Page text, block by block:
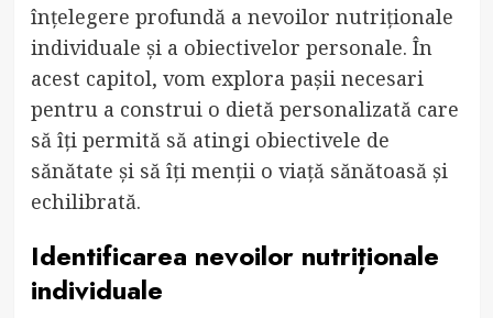
înțelegere profundă a nevoilor nutriționale
individuale și a obiectivelor personale. În
acest capitol, vom explora pașii necesari
pentru a construi o dietă personalizată care
să îți permită să atingi obiectivele de
sănătate și să îți menții o viață sănătoasă și
echilibrată.
Identificarea nevoilor nutriționale
individuale